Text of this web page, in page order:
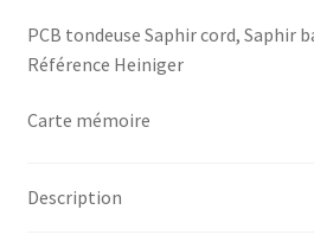
PCB tondeuse Saphir cord, Saphir
Référence Heiniger
Carte mémoire
Description